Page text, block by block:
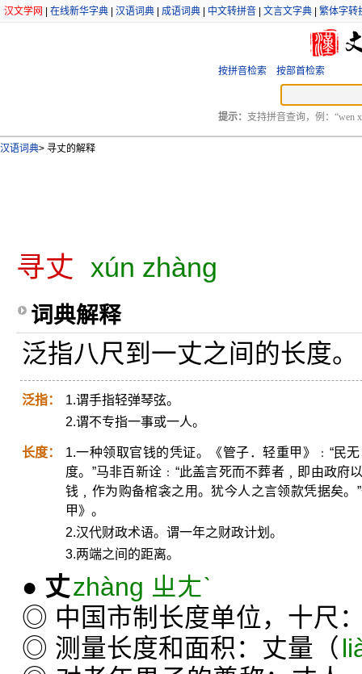
汉文学网 在线新华字典 汉语词典 成语词典 中文转拼音 文言文字典 繁体字转
按拼音检索 按部首检索
提示： 支持拼音查询，例：“wen
汉语词典> 寻丈的解释
寻丈 xún zhàng
词典解释
泛指八尺到一丈之间的长度。
泛指：
1.谓手指轻弹琴弦。
2.谓不专指一事或一人。
长度：
1.一种领取官钱的凭证。《管子．轻重甲》﹕“民
度。”马非百新诠﹕“此盖言死而不葬者﹐即由政
钱﹐作为购备棺衾之用。犹今人之言领款凭据矣
甲》。
2.汉代财政术语。谓一年之财政计划。
3.两端之间的距离。
● 丈zhàng ㄓㄤˋ
◎ 中国市制长度单位，十尺
◎ 测量长度和面积：丈量（